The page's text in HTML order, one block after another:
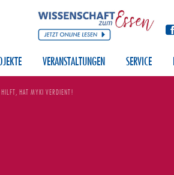
VERANSTALTUNGEN SERVICE
HAT MYKI VERDIENT!